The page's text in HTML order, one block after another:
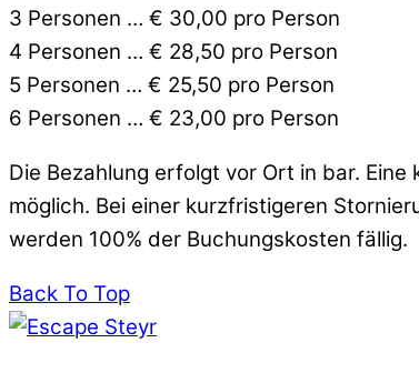
3 Personen … € 30,00 pro Person
4 Personen … € 28,50 pro Person
5 Personen … € 25,50 pro Person
6 Personen … € 23,00 pro Person
Die Bezahlung erfolgt vor Ort in bar.
möglich. Bei einer kurzfristigeren
werden 100% der Buchungskosten fällig.
Back To Top